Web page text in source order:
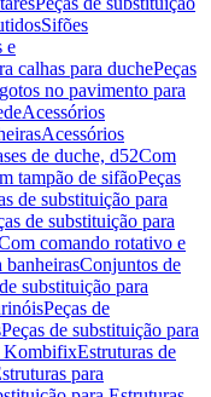
Sifões
e
calhas para duchePeças
no pavimento para
Acessórios
Acessórios
de duche, d52Com
tampão de sifãoPeças
de substituição para
de substituição para
comando rotativo e
banheirasConjuntos de
substituição para
Peças de
Peças de substituição para
KombifixEstruturas de
para